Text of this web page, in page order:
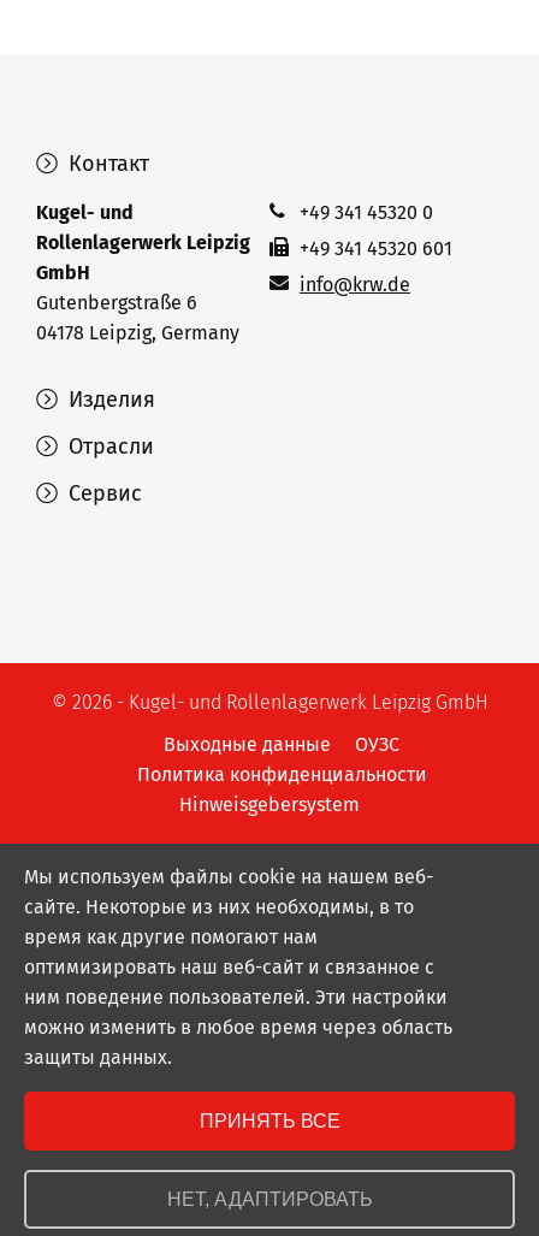
Изделия
Отрасли
Сервис
Контакт
Kugel- und
Rollenlagerwerk Leipzig
GmbH
Gutenbergstraße 6
04178 Leipzig, Germany
+49 341 45320 0
+49 341 45320 601
info@krw.de
© 2026 - Kugel- und Rollenlagerwerk Leipzig GmbH
Выходные данные
ОУЗС
Политика конфиденциальности
Hinweisgebersystem
Мы используем файлы cookie на нашем веб-
сайте. Некоторые из них необходимы, в то
время как другие помогают нам
оптимизировать наш веб-сайт и связанное с
ним поведение пользователей. Эти настройки
можно изменить в любое время через область
защиты данных.
ПРИНЯТЬ ВСЕ
НЕТ, АДАПТИРОВАТЬ